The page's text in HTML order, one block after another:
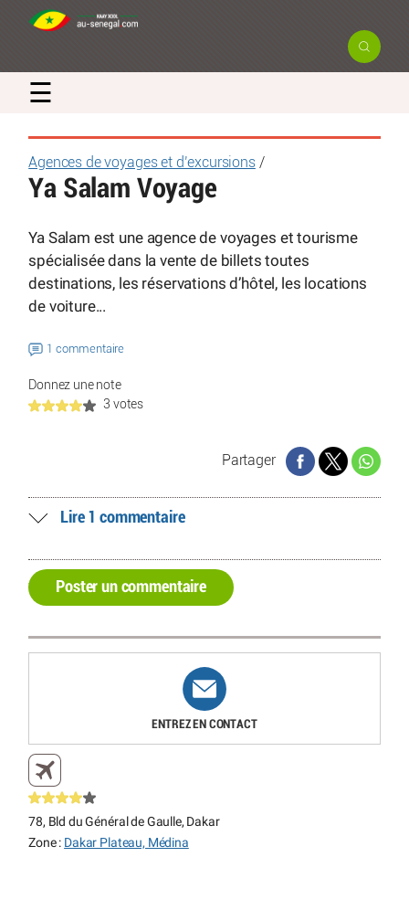
☰
Agences de voyages et d’excursions/
Ya Salam Voyage
Ya Salam est une agence de voyages et tourisme
spécialisée dans la vente de billets toutes
destinations, les réservations d’hôtel, les locations
de voiture...
1 commentaire
Donnez une note
3 votes
Partager
Lire 1 commentaire
Poster un commentaire
ENTREZ EN CONTACT
78, Bld du Général de Gaulle, Dakar
Zone : Dakar Plateau, Médina